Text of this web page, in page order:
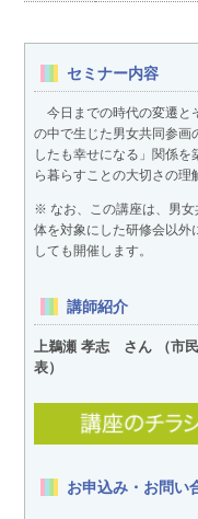
セミナー内容
今日までの時代の変遷と
の中で生じた男女共同参画
したも幸せになる」関係
ら暮らすことの大切さの理
※ なお、この講座は、男女
体を対象にした研修会以外
しても開催します。
講師紹介
上鵜瀬 孝志 さん （市
表）
お申込み・お問い